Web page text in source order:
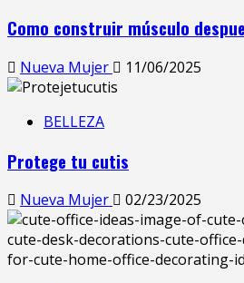
Como construir músculo
Nueva Mujer 11/06/2025
BELLEZA
Protege tu cutis
Nueva Mujer 02/23/2025